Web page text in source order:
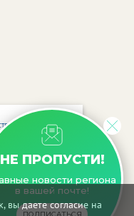
вы даете согласие на
НЕ ПРОПУСТИ!
новости региона
в вашей почте!
vRossii.ru
vRossii.ru
40,
предназначенную